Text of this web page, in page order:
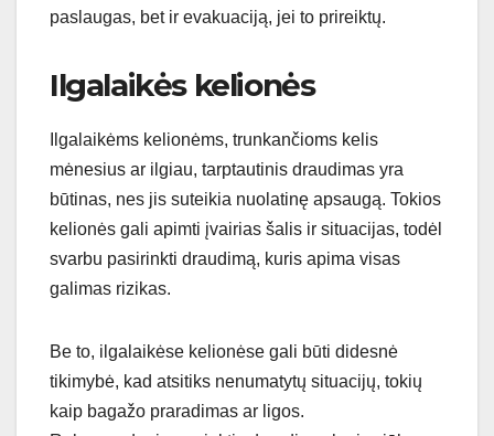
paslaugas, bet ir evakuaciją, jei to prireiktų.
Ilgalaikės kelionės
Ilgalaikėms kelionėms, trunkančioms kelis
mėnesius ar ilgiau, tarptautinis draudimas yra
būtinas, nes jis suteikia nuolatinę apsaugą. Tokios
kelionės gali apimti įvairias šalis ir situacijas, todėl
svarbu pasirinkti draudimą, kuris apima visas
galimas rizikas.
Be to, ilgalaikėse kelionėse gali būti didesnė
tikimybė, kad atsitiks nenumatytų situacijų, tokių
kaip bagažo praradimas ar ligos.